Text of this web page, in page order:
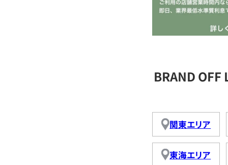
BRAND
関東エリア
東海エリア